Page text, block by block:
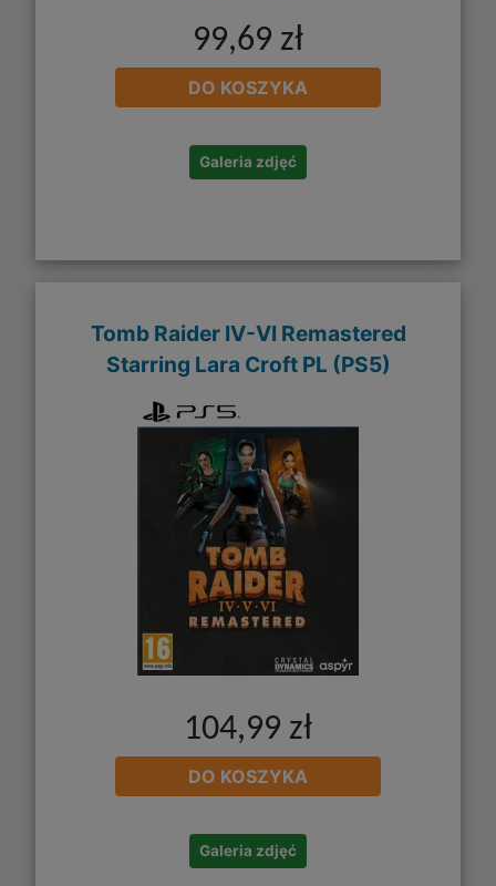
99,69 zł
DO KOSZYKA
Galeria zdjęć
Tomb Raider IV-VI Remastered
Starring Lara Croft PL (PS5)
104,99 zł
DO KOSZYKA
Galeria zdjęć